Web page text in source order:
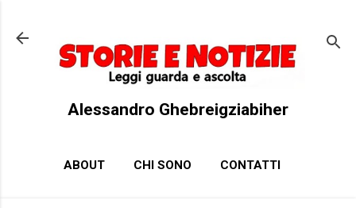
Alessandro Ghebreigziabiher
ABOUT CHI SONO CONTATTI